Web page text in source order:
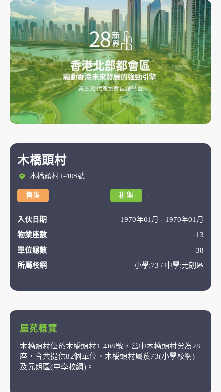
木橋頭村
木橋頭村1-408號
售盤 - 租盤 -
入伙日期
1970年01月 - 1970年01月
物業座數
13
單位總數
38
所屬校網
小學:73 / 中學:元朗區
屋苑概覽
木橋頭村位於木橋頭村1-408號，當中木橋頭村分為28
座，合共提供82個單位。木橋頭村屬於73(小學校網)
及元朗區(中學校網)。